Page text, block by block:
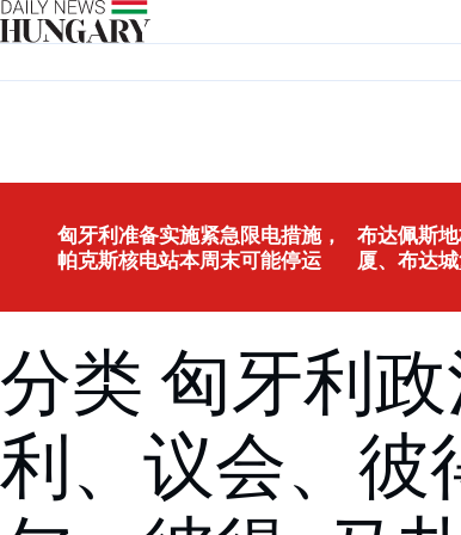
Skip to content
匈牙利准备实施紧急限电措施，
帕克斯核电站本周末可能停运
布达佩斯
厦、布达
分类 匈牙利
利、议会、